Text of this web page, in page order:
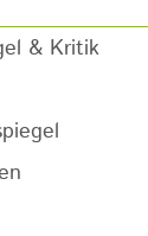
& Kritik